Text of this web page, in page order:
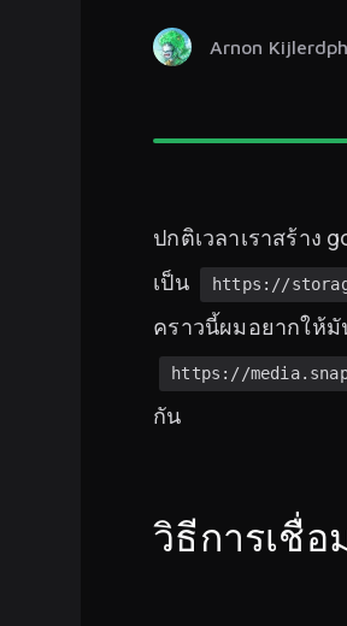
Arnon
ปกติเวลาเราสร้าง
เป็น
https://
คราวนี้ผมอยากให้มั
https://
กัน
วิธีการเชื่อ